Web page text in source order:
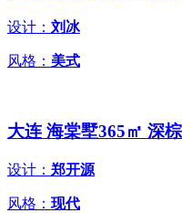
设计： 刘冰
风格： 美式
大连 海棠墅365㎡ 深
设计： 郑开源
风格： 现代